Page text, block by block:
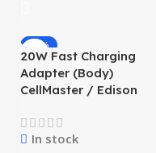
-42%
20W Fast Charging
Adapter (Body)
CellMaster / Edison
In stock